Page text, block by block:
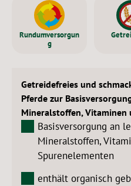
Rundumversorgun
g
Getreidefreies und
Pferde zur
Mineralstoffen, Vitaminen
Basisversorgung an
Mineralstoffen,
Spurenelementen
enthält organisch